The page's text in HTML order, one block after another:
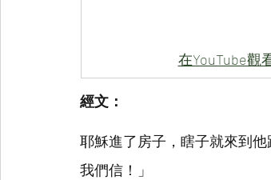
在YouTube觀
經文：
耶穌進了房子，瞎子就來到
我們信！」